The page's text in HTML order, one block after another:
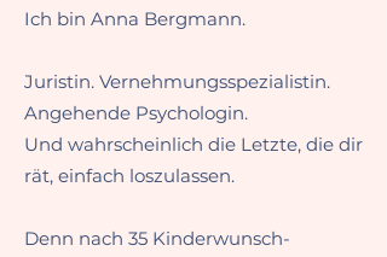
Ich bin Anna Bergmann.
Juristin. Vernehmungsspezialistin.
Angehende Psychologin.
Und wahrscheinlich die Letzte, die dir
rät, einfach loszulassen.
Denn nach 35 Kinderwunsch-